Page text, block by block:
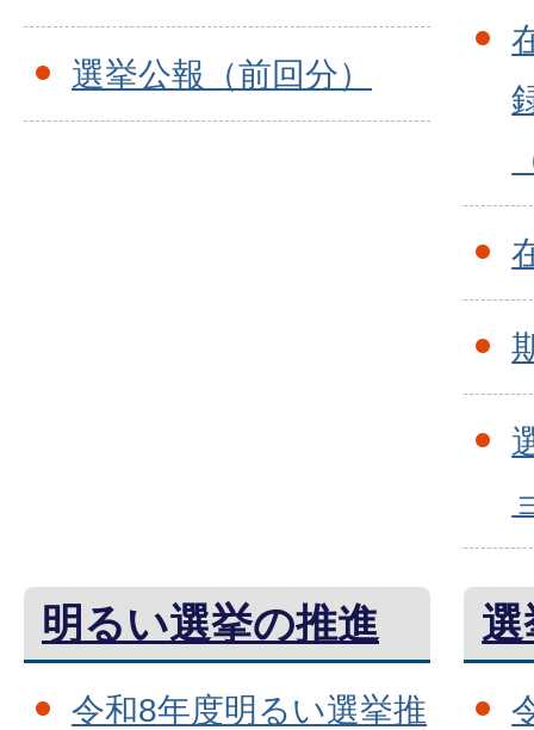
選挙公報（前回分）
明るい選挙の推進
令和8年度明るい選挙推
選